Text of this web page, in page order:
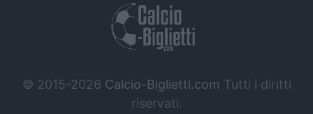
© 2015-2026 Calcio-Biglietti.com Tutti i diritti
riservati.